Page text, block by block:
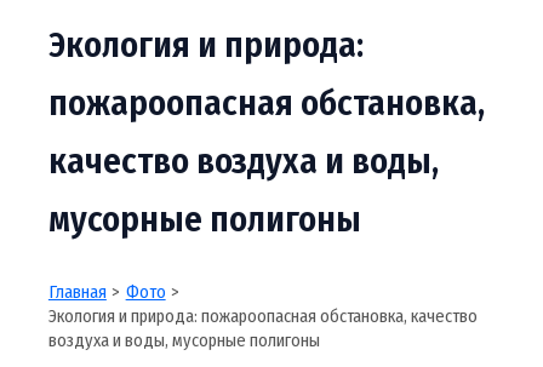
Экология и природа:
пожароопасная обстановка,
качество воздуха и воды,
мусорные полигоны
Главная
Фото
Экология и природа: пожароопасная обстановка, качество
воздуха и воды, мусорные полигоны